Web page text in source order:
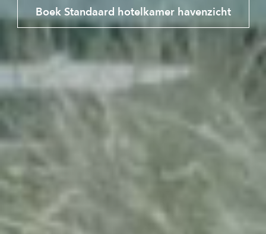
Boek Standaard hotelkamer havenzicht